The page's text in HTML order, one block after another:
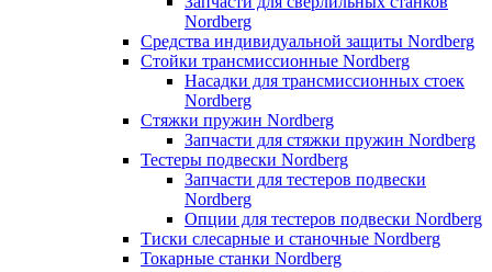
Nordberg
Средства индивидуальной защиты Nordberg
Стойки трансмиссионные Nordberg
Насадки для трансмиссионных стоек
Nordberg
Стяжки пружин Nordberg
Запчасти для стяжки пружин Nordberg
Тестеры подвески Nordberg
Запчасти для тестеров подвески
Nordberg
Опции для тестеров подвески Nordberg
Тиски слесарные и станочные Nordberg
Токарные станки Nordberg